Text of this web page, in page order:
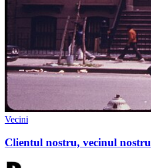
Vecini
Clientul nostru, vecinul nostru